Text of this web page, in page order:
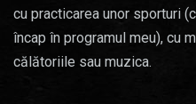
cu practicarea unor sporturi
încap în programul meu), cu
călătoriile sau muzica.